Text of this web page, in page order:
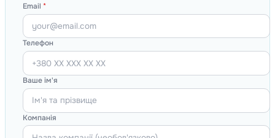
Email *
Телефон
Ваше ім'я
Компанія